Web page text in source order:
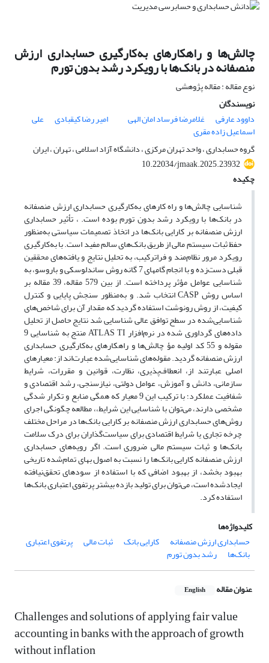
چالش‌ها و راهکارهای به‌کارگیری حسابداری ارزش‌
منصفانه در بانک‌ها با رویکرد رشد بدون تورم
نوع مقاله : مقاله پژوهشی
نویسندگان
داوود عارفی
غلامرضا فرساد امان الهی امیر رضا کیقبادی علی
اسماعیل زاده مقری
گروه حسابداری ، واحد تهران مرکزی ، دانشگاه آزاد اسلامی ، تهران ، ایران
10.22034/jmaak.2025.23932
چکیده
شناسایی چالش‌ها و راه کارهای به‌کارگیری حسابداری ارزش‌ منصفانه
در بانک‌ها با رویکرد رشد بدون تورم بوده است. ، تأثیر حسابداری
ارزش منصفانه بر کارایی بانک‌ها در اتخاذ تصمیمات سیاستی به‌منظور
حفظ ثبات سیستم مالی از طریق بانک‌های سالم مفید است. با به‌کارگیری
رویکرد مرور نظام‌مند و فراترکیب، به تحلیل نتایج و یافته‌های محققین
قبلی دست‌زده و با انجام گامهای 7 گانه روش ساندلوسکی و باروسو، به
شناسایی عوامل مؤثر پرداخته است. از بین 579 مقاله، 39 مقاله بر
اساس روش CASP انتخاب شد. و به‌منظور سنجش پایایی و کنترل
کیفیت، از روش رونوشت استفاده گردید که مقدار آن برای شاخص‌های
شناسایی‌شده در سطح توافق عالی شناسایی شد نتایج حاصل از تحلیل
داده‌های گرداوری شده در نرم‌افزار ATLAS TI منتج به شناسایی 9
مقوله و 55 کد اولیه مؤ چالش‌ها و راهکارهای به‌کارگیری حسابداری
ارزش‌ منصفانه گردید. مقوله‌های شناسایی‌شده عبارت‌اند از: معیارهای
اصلی عبارتند از، انعطاف‌پذیری، نظارت، قوانین و مقررات، شرایط
سازمانی، دانش و آموزش، عوامل دولتی، نیازسنجی، رشد اقتصادی و
شفافیت عملکرد؛ با ترکیب این 9 معیار که همگی منابع و تکرار شدگی
مشخصی دارند، می‌توان با شناسایی این شرایط،، مطالعه چگونگی اجرای
روش‌های حسابداری ارزش منصفانه بر کارایی بانک‌ها در مراحل مختلف
چرخه تجاری یا شرایط اقتصادی برای سیاست‌گذاران برای درک سلامت
بانک‌ها و ثبات سیستم مالی ضروری است. اگر رویه‌های حسابداری
ارزش منصفانه کارایی بانک‌ها را نسبت به اصول بهای تمام‌شده تاریخی
بهبود بخشد، از بهبود اضافی که با استفاده از سودهای تحقق‌نیافته
ایجادشده است، می‌توان برای تولید بازده بیشتر پرتفوی اعتباری بانک‌ها
استفاده کرد.
کلیدواژه‌ها
حسابداری ارزش ‌منصفانه
کارایی بانک ثبات مالی پرتفوی اعتباری
بانک‌ها رشد بدون تورم
عنوان مقاله English
Challenges and solutions of applying fair value
accounting in banks with the approach of growth
without inflation